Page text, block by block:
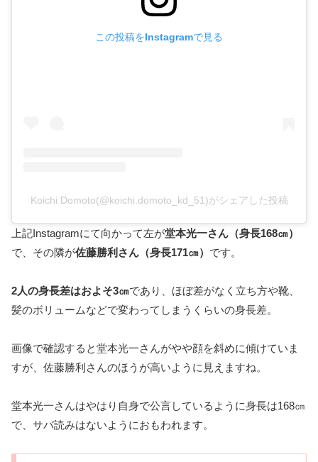
この投稿をInstagramで見る
Koichi Domoto(@koichi.domoto_kd_51)がシェアした投稿
上記Instagramにて向かって左が堂本光一さん（身長168㎝）
で、その隣が佐藤勝利さん（身長171㎝） です。
2人の身長差はおよそ3㎝であり、ほぼ差がなく立ち方や靴、
髪のボリュームなどで変わってしまうくらいの身長差。
画像で確認すると堂本光一さんがやや顔を斜めに傾けていま
すが、佐藤勝利さんのほうが高いように見えますね。
堂本光一さんはやはり自身で公言しているように身長は168㎝
で、サバ読みはないようにおもわれます。